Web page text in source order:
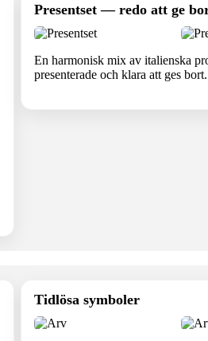
Presentset — redo att ge
En harmonisk mix av italienska
presenterade och klara att ges bort.
Tidlösa symboler